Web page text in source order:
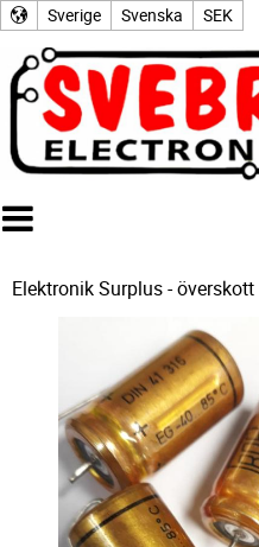
Sverige Svenska SEK
Elektronik Surplus - överskott